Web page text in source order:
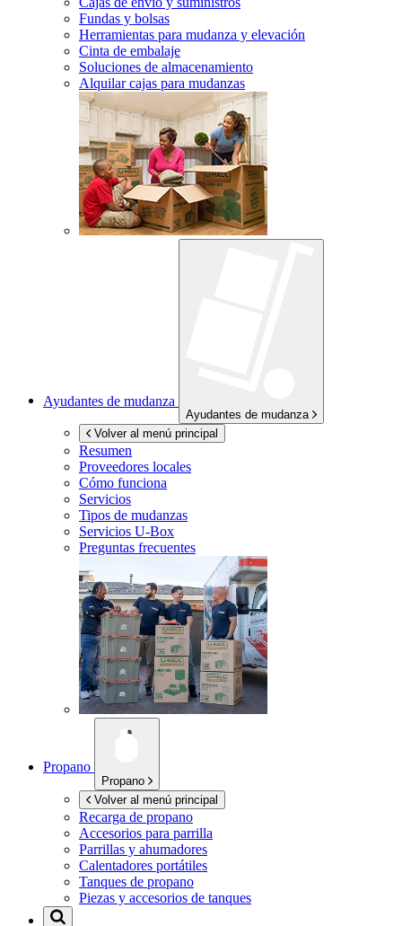
Fundas y bolsas
Herramientas para mudanza y elevación
Cinta de embalaje
Soluciones de almacenamiento
Alquilar cajas para mudanzas
Ayudantes de mudanza
Ayudantes de mudanza
Volver al menú principal
Resumen
Proveedores locales
Cómo funciona
Servicios
Tipos de mudanzas
Servicios U-Box
Preguntas frecuentes
Propano
Propano
Volver al menú principal
Recarga de propano
Accesorios para parrilla
Parrillas y ahumadores
Calentadores portátiles
Tanques de propano
Piezas y accesorios de tanques